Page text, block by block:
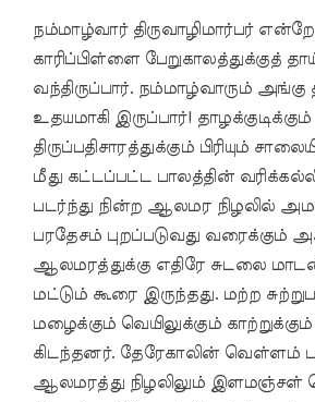
நம்மாழ்வார் திருவாழிமார்பர் என்றே
காரிப்பிள்ளை பேறுகாலத்துக்குத்
வந்திருப்பார். நம்மாழ்வாரும் அங்கு
உதயமாகி இருப்பார்! தாழக்குடிக்கும்
திருப்பதிசாரத்துக்கும் பிரியும்
மீது கட்டப்பட்ட பாலத்தின்
படர்ந்து நின்ற ஆலமர நிழலில்
பரதேசம் புறப்படுவது வரைக்கும்
ஆலமரத்துக்கு எதிரே சுடலை
மட்டும் கூரை இருந்தது. மற்ற
மழைக்கும் வெயிலுக்கும்
கிடந்தனர். தேரேகாலின் வெள்ளம்
ஆலமரத்து நிழலிலும் இளமஞ்சள்